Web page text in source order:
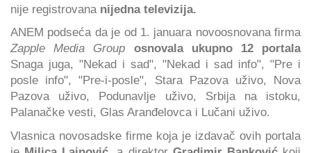
nije registrovana nijedna televizija.
ANEM podseća da je od 1. januara novoosnovana firma
Zapple Media Group
osnovala ukupno 12 portala
Snaga juga, "Nekad i sad", "Nekad i sad info", "Pre i
posle info", "Pre-i-posle", Stara Pazova uživo, Nova
Pazova uživo, Podunavlje uživo, Srbija na istoku,
Palanačke vesti, Glas Aranđelovca i Lučani uživo.
Vlasnica novosadske firme koja je izdavač ovih portala